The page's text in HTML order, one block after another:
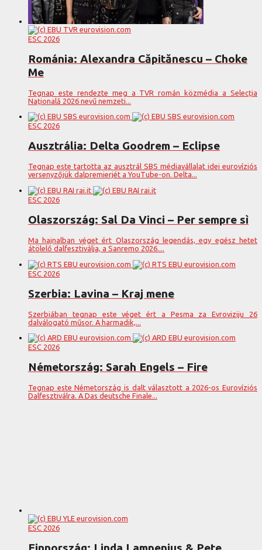
ESC 2026
Románia: Alexandra Căpitănescu – Choke
Me
Tegnap este rendezte meg a TVR román közmédia a Selecția
Națională 2026 nevű nemzeti...
ESC 2026
Ausztrália: Delta Goodrem – Eclipse
Tegnap este tartotta az ausztrál SBS médiavállalat idei eurovíziós
versenyzőjük dalpremierjét a YouTube-on. Delta...
ESC 2026
Olaszország: Sal Da Vinci – Per sempre sì
Ma hajnalban véget ért Olaszország legendás, egy egész hetet
átölelő dalfesztiválja, a Sanremo 2026....
ESC 2026
Szerbia: Lavina – Kraj mene
Szerbiában tegnap este véget ért a Pesma za Evroviziju 26
dalválogató műsor. A harmadik,...
ESC 2026
Németország: Sarah Engels – Fire
Tegnap este Németország is dalt választott a 2026-os Eurovíziós
Dalfesztiválra. A Das deutsche Finale...
ESC 2026